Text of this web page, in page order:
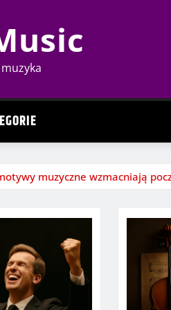
muzyczne wzmacniają